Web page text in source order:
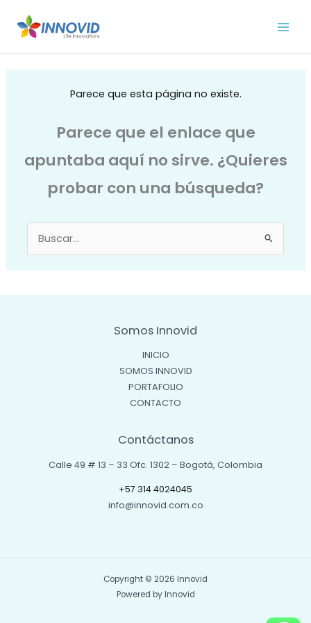
Parece que esta página no existe.
Parece que el enlace que
apuntaba aquí no sirve. ¿Quieres
probar con una búsqueda?
Buscar
por:
Somos Innovid
INICIO
SOMOS INNOVID
PORTAFOLIO
CONTACTO
Contáctanos
Calle 49 # 13 – 33 Ofc. 1302 – Bogotá, Colombia
+57 314 4024045
info@innovid.com.co
Copyright © 2026 Innovid
Powered by Innovid